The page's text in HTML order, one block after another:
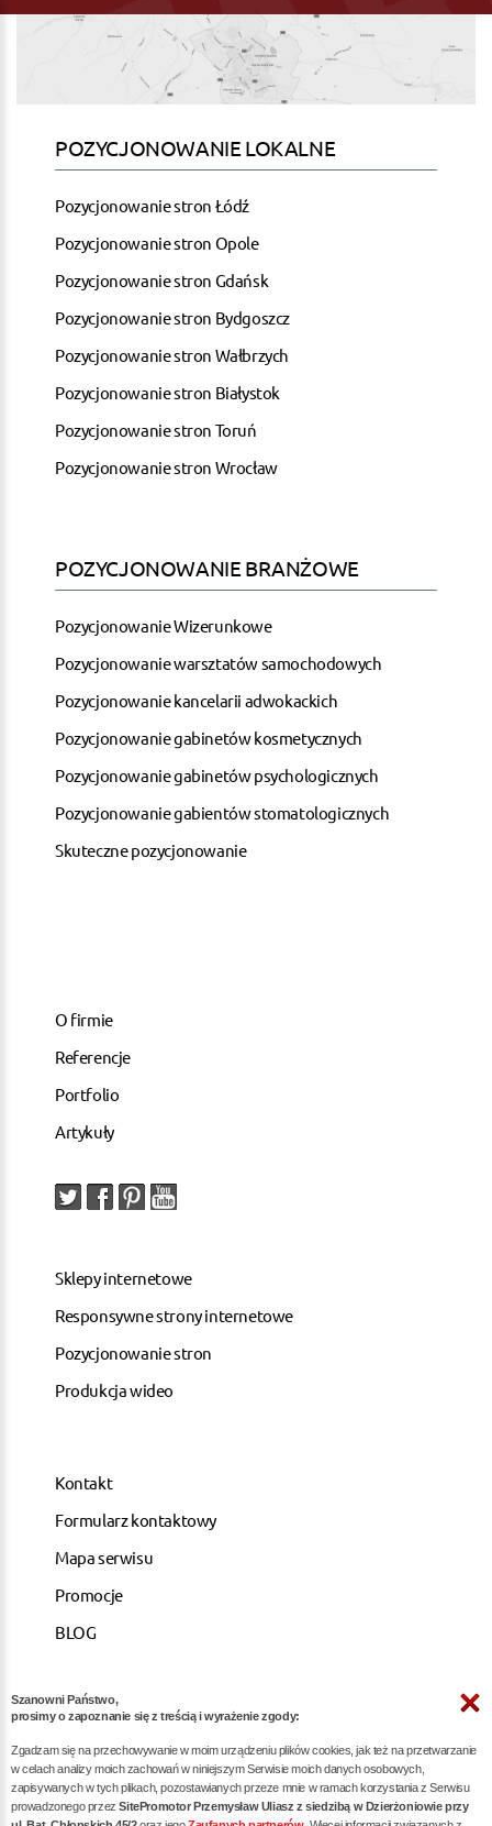
POZYCJONOWANIE LOKALNE
Pozycjonowanie stron Łódź
Pozycjonowanie stron Opole
Pozycjonowanie stron Gdańsk
Pozycjonowanie stron Bydgoszcz
Pozycjonowanie stron Wałbrzych
Pozycjonowanie stron Białystok
Pozycjonowanie stron Toruń
Pozycjonowanie stron Wrocław
POZYCJONOWANIE BRANŻOWE
Pozycjonowanie Wizerunkowe
Pozycjonowanie warsztatów samochodowych
Pozycjonowanie kancelarii adwokackich
Pozycjonowanie gabinetów kosmetycznych
Pozycjonowanie gabinetów psychologicznych
Pozycjonowanie gabientów stomatologicznych
Skuteczne pozycjonowanie
O firmie
Referencje
Portfolio
Artykuły
Sklepy internetowe
Responsywne strony internetowe
Pozycjonowanie stron
Produkcja wideo
Kontakt
Formularz kontaktowy
Mapa serwisu
Promocje
BLOG
ARTYKUŁY
Pozycjonowanie dla kancelarii notarialnych -
skuteczna promocja w internecie
Szanowni Państwo,
prosimy o zapoznanie się z treścią i wyrażenie zgody:
Zgadzam się na przechowywanie w moim urządzeniu plików cookies, jak też na przetwarzanie
w celach analizy moich zachowań w niniejszym Serwisie moich danych osobowych,
zapisywanych w tych plikach, pozostawianych przeze mnie w ramach korzystania z Serwisu
prowadzonego przezSitePromotor Przemysław Uliasz z siedzibą w Dzierżoniowie przy